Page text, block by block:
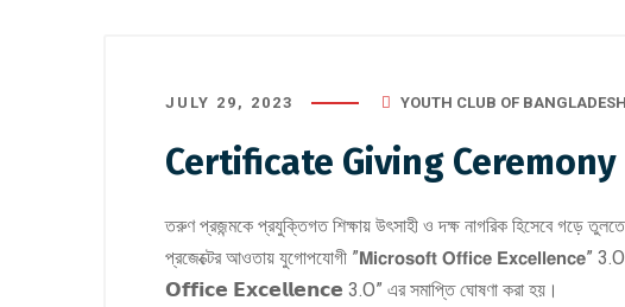
JULY 29, 2023 YOUTH CLUB OF
Certificate Giving Ceremony
তরুণ প্রজন্মকে প্রযুক্তিগত শিক্ষায় উৎসাহী ও দক্ষ নাগরিক হিসেবে গড়ে
প্রজেক্টের আওতায় যুগোপযোগী ”𝗠𝗶𝗰𝗿𝗼𝘀𝗼𝗳𝘁 𝗢𝗳𝗳𝗶𝗰𝗲 𝗘𝘅𝗰𝗲𝗹𝗹𝗲𝗻𝗰𝗲” 3.O
𝗢𝗳𝗳𝗶𝗰𝗲 𝗘𝘅𝗰𝗲𝗹𝗹𝗲𝗻𝗰𝗲 3.O” এর সমাপ্তি ঘোষণা করা হয়।